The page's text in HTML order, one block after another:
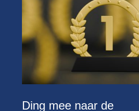
Ding mee naar de